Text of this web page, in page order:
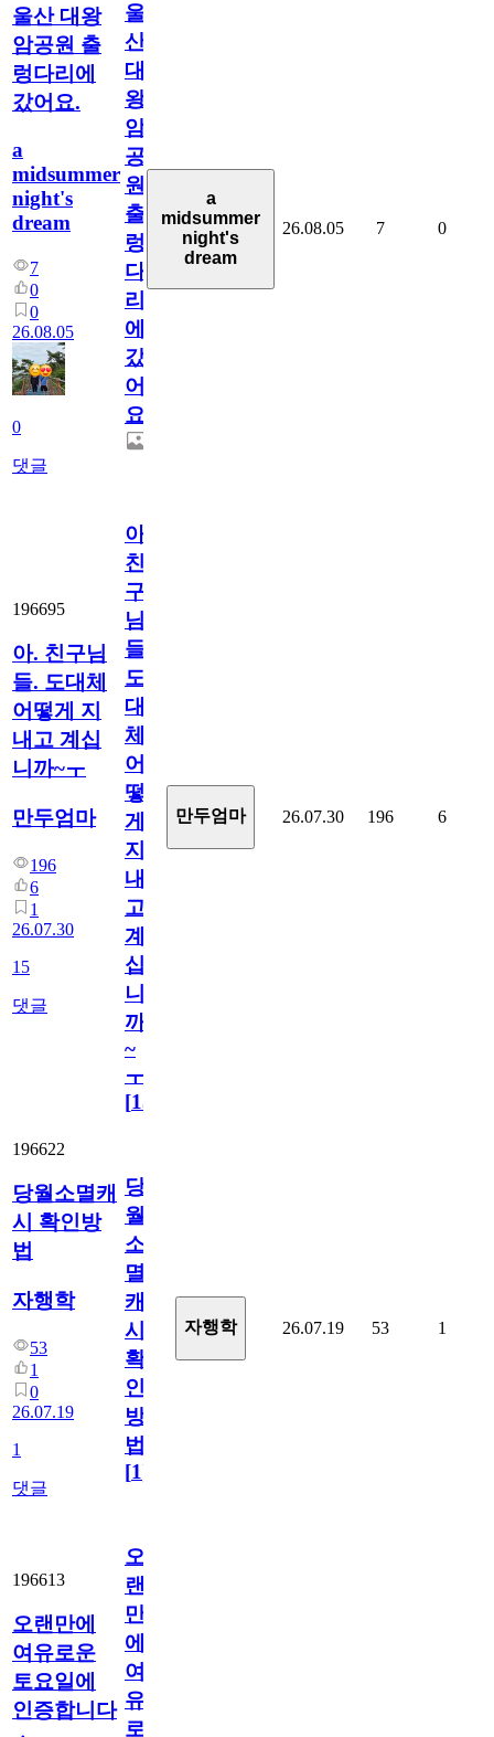
울산 대왕
암공원 출
렁다리에
갔어요.
a
midsummer
night's
dream
7
0
0
26.08.05
0
댓글
울
산
대
왕
암
공
원
출
렁
다
리
에
갔
어
요.
a
midsummer
night's
dream
26.08.05 7 0
196695
아. 친구님
들. 도대체
어떻게 지
내고 계십
니까~ㅜ
만두엄마
196
6
1
26.07.30
15
댓글
아.
친
구
님
들.
도
대
체
어
떻
게
지
내
고
계
십
니
까
~
ㅜ
[15
만두엄마 26.07.30 196 6
196622
당월소멸캐
시 확인방
법
자행학
53
1
0
26.07.19
1
댓글
당
월
소
멸
캐
시
확
인
방
법
[1]
자행학 26.07.19 53 1
196613
오랜만에
여유로운
토요일에
인증합니다
오
랜
만
에
여
유
로